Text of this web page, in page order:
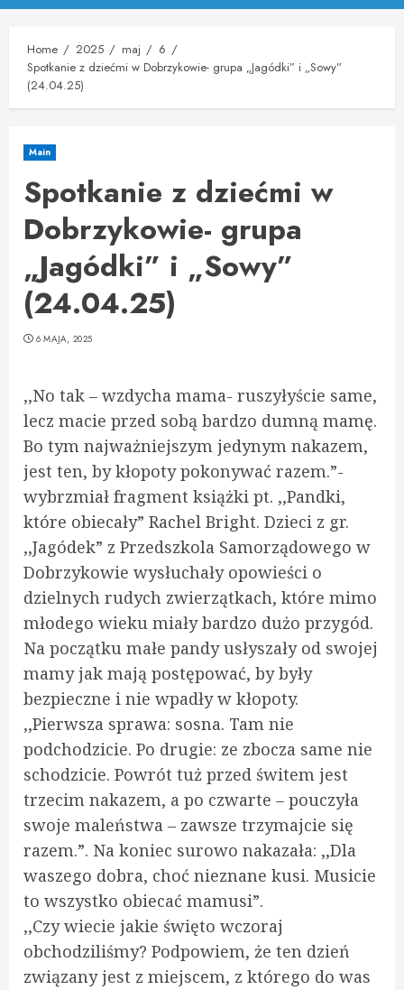
Menu
Home 2025 maj
6
Spotkanie z dziećmi w Dobrzykowie- grupa „Jagódki” i „Sowy”
(24.04.25)
Main
Spotkanie z dziećmi w
Dobrzykowie- grupa
„Jagódki” i „Sowy”
(24.04.25)
6 MAJA, 2025
,,No tak – wzdycha mama- ruszyłyście same,
lecz macie przed sobą bardzo dumną mamę.
Bo tym najważniejszym jedynym nakazem,
jest ten, by kłopoty pokonywać razem.”-
wybrzmiał fragment książki pt. ,,Pandki,
które obiecały” Rachel Bright. Dzieci z gr.
,,Jagódek” z Przedszkola Samorządowego w
Dobrzykowie wysłuchały opowieści o
dzielnych rudych zwierzątkach, które mimo
młodego wieku miały bardzo dużo przygód.
Na początku małe pandy usłyszały od swojej
mamy jak mają postępować, by były
bezpieczne i nie wpadły w kłopoty.
,,Pierwsza sprawa: sosna. Tam nie
podchodzicie. Po drugie: ze zbocza same nie
schodzicie. Powrót tuż przed świtem jest
trzecim nakazem, a po czwarte – pouczyła
swoje maleństwa – zawsze trzymajcie się
razem.”. Na koniec surowo nakazała: ,,Dla
waszego dobra, choć nieznane kusi. Musicie
to wszystko obiecać mamusi”.
,,Czy wiecie jakie święto wczoraj
obchodziliśmy? Podpowiem, że ten dzień
związany jest z miejscem, z którego do was